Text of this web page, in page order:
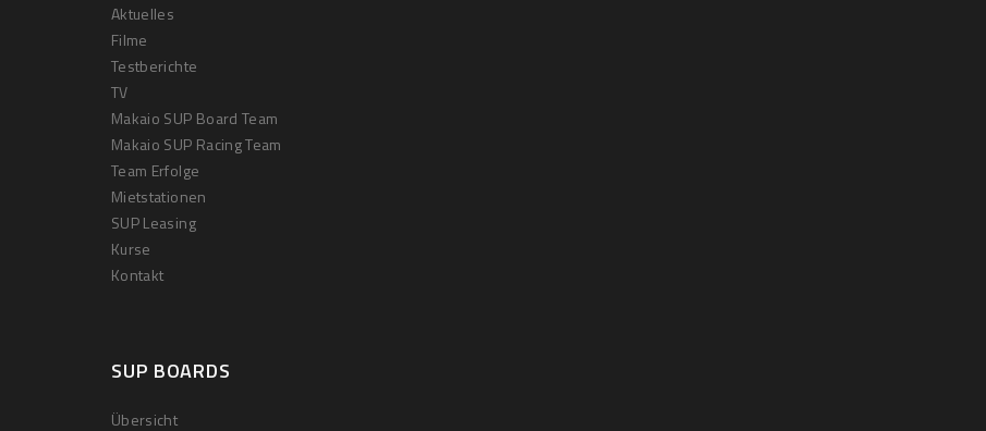
Aktuelles
Filme
Testberichte
TV
Makaio SUP Board Team
Makaio SUP Racing Team
Team Erfolge
Mietstationen
SUP Leasing
Kurse
Kontakt
SUP BOARDS
Übersicht